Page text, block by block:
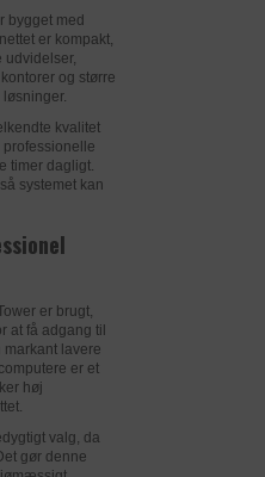
server-klynge, der
Dette bruges i
med load balancing for at
company/agr
terms/privacy-policy/
status på tværs af
privacy?
af brugernes
hvorefter der på
dataer udarbejdes
privacy?
på tværs af
company/agr
terms/privacy-policy/
indstilles af Facebook til
bygget med
er kompakt,
udvidelser,
og større
kvalitet
professionelle
timer dagligt.
systemet kan
er brugt,
at få adgang til
lavere
er et
høj
valg, da
gør denne